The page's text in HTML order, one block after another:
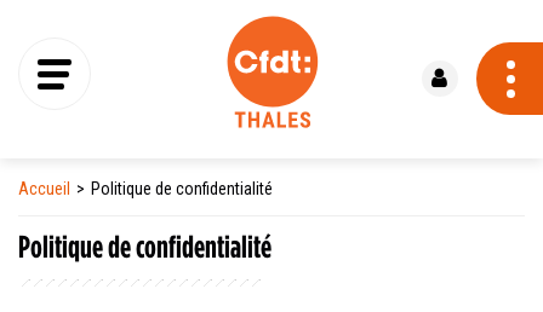
Accueil Politique de confidentialité
Politique de confidentialité